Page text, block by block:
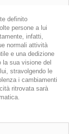
definito
persone a lui
infatti,
normali attività
e una dedizione
la sua visione del
stravolgendo le
i cambiamenti
ritrovata sarà